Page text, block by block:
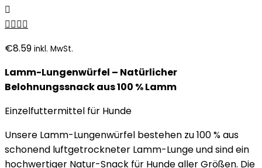
€8.59 inkl. MwSt.
Lamm-Lungenwürfel – Natürlicher
Belohnungssnack aus 100 % Lamm
Einzelfuttermittel für Hunde
Unsere Lamm-Lungenwürfel bestehen zu 100 % aus
schonend luftgetrockneter Lamm-Lunge und sind ein
hochwertiger Natur-Snack für Hunde aller Größen. Die